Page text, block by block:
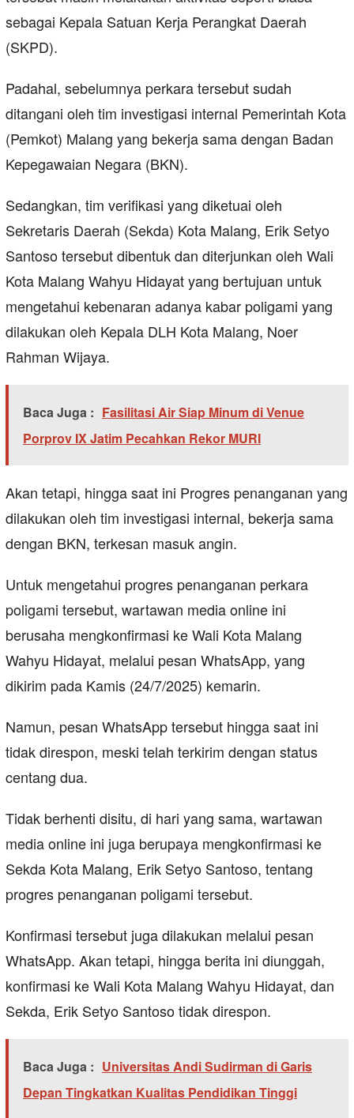
sebagai Kepala Satuan Kerja Perangkat Daerah
(SKPD).
Padahal, sebelumnya perkara tersebut sudah
ditangani oleh tim investigasi internal Pemerintah Kota
(Pemkot) Malang yang bekerja sama dengan Badan
Kepegawaian Negara (BKN).
Sedangkan, tim verifikasi yang diketuai oleh
Sekretaris Daerah (Sekda) Kota Malang, Erik Setyo
Santoso tersebut dibentuk dan diterjunkan oleh Wali
Kota Malang Wahyu Hidayat yang bertujuan untuk
mengetahui kebenaran adanya kabar poligami yang
dilakukan oleh Kepala DLH Kota Malang, Noer
Rahman Wijaya.
Baca Juga : Fasilitasi Air Siap Minum di Venue
Porprov IX Jatim Pecahkan Rekor MURI
Akan tetapi, hingga saat ini Progres penanganan yang
dilakukan oleh tim investigasi internal, bekerja sama
dengan BKN, terkesan masuk angin.
Untuk mengetahui progres penanganan perkara
poligami tersebut, wartawan media online ini
berusaha mengkonfirmasi ke Wali Kota Malang
Wahyu Hidayat, melalui pesan WhatsApp, yang
dikirim pada Kamis (24/7/2025) kemarin.
Namun, pesan WhatsApp tersebut hingga saat ini
tidak direspon, meski telah terkirim dengan status
centang dua.
Tidak berhenti disitu, di hari yang sama, wartawan
media online ini juga berupaya mengkonfirmasi ke
Sekda Kota Malang, Erik Setyo Santoso, tentang
progres penanganan poligami tersebut.
Konfirmasi tersebut juga dilakukan melalui pesan
WhatsApp. Akan tetapi, hingga berita ini diunggah,
konfirmasi ke Wali Kota Malang Wahyu Hidayat, dan
Sekda, Erik Setyo Santoso tidak direspon.
Baca Juga : Universitas Andi Sudirman di Garis
Depan Tingkatkan Kualitas Pendidikan Tinggi